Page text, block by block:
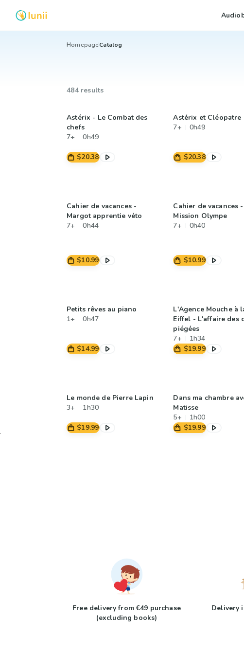
HomepageCatalog
484 results
Astérix - Le Combat des
chefs
7+
0h49
$20.38
Astérix et Cléopatre
7+
0h49
$20.38
Cahier de vacances -
Margot apprentie véto
7+
0h44
$10.99
Cahier de vacances -
Mission Olympe
7+
0h40
$10.99
Petits rêves au piano
1+
0h47
$14.99
L'Agence Mouche à
Eiffel - L'affaire des
piégées
7+
1h34
$19.99
Le monde de Pierre Lapin
3+
1h30
$19.99
Dans ma chambre
Matisse
5+
1h00
$19.99
Free delivery from €49 purchase
(excluding books)
Delivery